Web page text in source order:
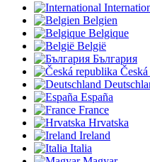
Belgien
Belgique
België
България
España
France
Hrvatska
Ireland
Italia